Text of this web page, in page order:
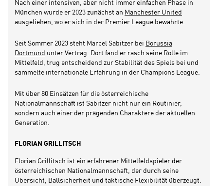
Nach einer intensiven, aber nicht immer einfachen Phase in
München wurde er 2023 zunächst an Manchester United
ausgeliehen, wo er sich in der Premier League bewährte.
Seit Sommer 2023 steht Marcel Sabitzer bei Borussia
Dortmund unter Vertrag. Dort fand er rasch seine Rolle im
Mittelfeld, trug entscheidend zur Stabilität des Spiels bei und
sammelte internationale Erfahrung in der Champions League.
Mit über 80 Einsätzen für die österreichische
Nationalmannschaft ist Sabitzer nicht nur ein Routinier,
sondern auch einer der prägenden Charaktere der aktuellen
Generation.
FLORIAN GRILLITSCH
Florian Grillitsch ist ein erfahrener Mittelfeldspieler der
österreichischen Nationalmannschaft, der durch seine
Übersicht, Ballsicherheit und taktische Flexibilität überzeugt.